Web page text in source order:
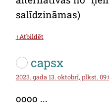
salīdzināmas)
↑Atbildēt
capsx
2023. gada 13. oktobrī, plkst.
oooo ...